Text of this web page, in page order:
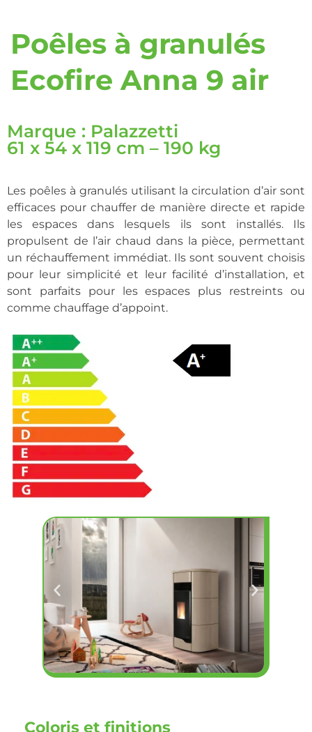
Poêles à granulés
Ecofire Anna 9 air
Marque : Palazzetti
61 x 54 x 119 cm – 190 kg
Les poêles à granulés utilisant la circulation d’air sont
efficaces pour chauffer de manière directe et rapide
les espaces dans lesquels ils sont installés. Ils
propulsent de l’air chaud dans la pièce, permettant
un réchauffement immédiat. Ils sont souvent choisis
pour leur simplicité et leur facilité d’installation, et
sont parfaits pour les espaces plus restreints ou
comme chauffage d’appoint.
Coloris et finitions